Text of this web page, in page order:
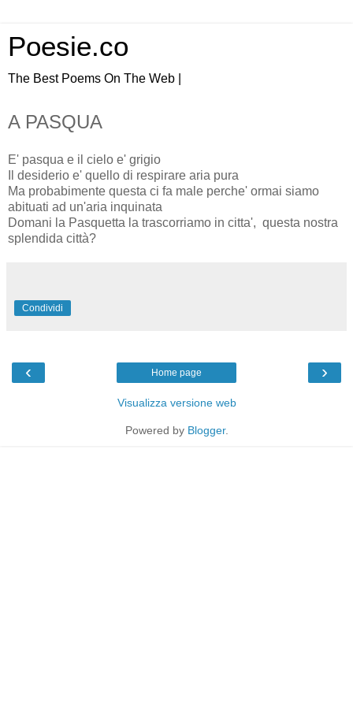
Poesie.co
The Best Poems On The Web |
A PASQUA
E' pasqua e il cielo e' grigio
Il desiderio e' quello di respirare aria pura
Ma probabimente questa ci fa male perche' ormai siamo
abituati ad un'aria inquinata
Domani la Pasquetta la trascorriamo in citta', questa nostra
splendida città?
Condividi
‹ ›
Home page
Visualizza versione web
Powered by Blogger.